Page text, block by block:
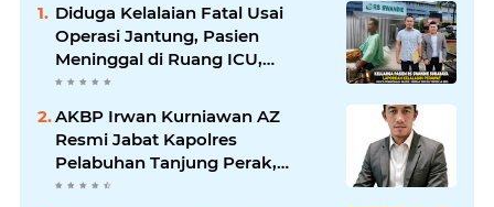
Diduga Kelalaian Fatal Usai
Operasi Jantung, Pasien
Meninggal di Ruang ICU,
Keluarga Tuntut RSUD dr.
Jawab
AKBP Irwan Kurniawan AZ
Resmi Jabat Kapolres
Pelabuhan Tanjung Perak,
Pimpinan Redaksi